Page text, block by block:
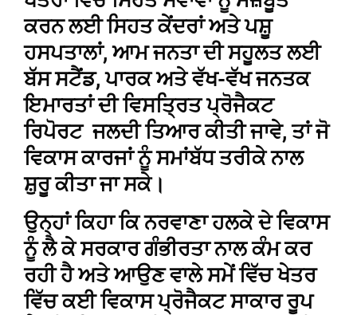
ਕਰਨ ਲਈ ਸਿਹਤ ਕੇਂਦਰਾਂ ਅਤੇ ਪਸ਼ੂ
ਹਸਪਤਾਲਾਂ, ਆਮ ਜਨਤਾ ਦੀ ਸਹੂਲਤ ਲਈ
ਬੱਸ ਸਟੈਂਡ, ਪਾਰਕ ਅਤੇ ਵੱਖ-ਵੱਖ ਜਨਤਕ
ਇਮਾਰਤਾਂ ਦੀ ਵਿਸਤ੍ਰਿਤ ਪ੍ਰੋਜੈਕਟ
ਰਿਪੋਰਟ ਜਲਦੀ ਤਿਆਰ ਕੀਤੀ ਜਾਵੇ, ਤਾਂ ਜੋ
ਵਿਕਾਸ ਕਾਰਜਾਂ ਨੂੰ ਸਮਾਂਬੱਧ ਤਰੀਕੇ ਨਾਲ
ਸ਼ੁਰੂ ਕੀਤਾ ਜਾ ਸਕੇ।
ਉਨ੍ਹਾਂ ਕਿਹਾ ਕਿ ਨਰਵਾਣਾ ਹਲਕੇ ਦੇ ਵਿਕਾਸ
ਨੂੰ ਲੈ ਕੇ ਸਰਕਾਰ ਗੰਭੀਰਤਾ ਨਾਲ ਕੰਮ ਕਰ
ਰਹੀ ਹੈ ਅਤੇ ਆਉਣ ਵਾਲੇ ਸਮੇਂ ਵਿੱਚ ਖੇਤਰ
ਵਿੱਚ ਕਈ ਵਿਕਾਸ ਪ੍ਰੋਜੈਕਟ ਸਾਕਾਰ ਰੂਪ